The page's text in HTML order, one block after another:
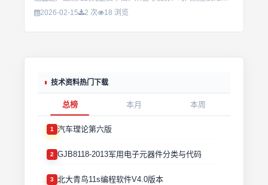
2026-02-15
2 次 18 浏览
技术资料热门下载
总榜 本月 本周
1 汽车理论第六版
2 GJB8118-2013军用电子元器件分类与代码
3 北大青鸟11s编程软件V4.0版本